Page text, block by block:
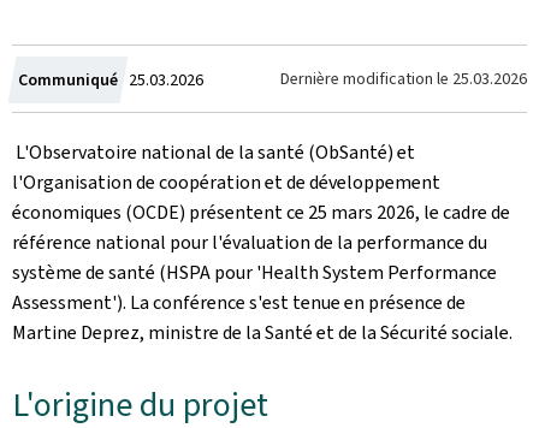
Communiqué Crée
le
25.03.2026 Dernière modification le 25.03.2026
L'Observatoire national de la santé (ObSanté) et
l'Organisation de coopération et de développement
économiques (OCDE) présentent ce 25 mars 2026, le cadre de
référence national pour l'évaluation de la performance du
système de santé (HSPA pour 'Health System Performance
Assessment'). La conférence s'est tenue en présence de
Martine Deprez, ministre de la Santé et de la Sécurité sociale.
L'origine du projet